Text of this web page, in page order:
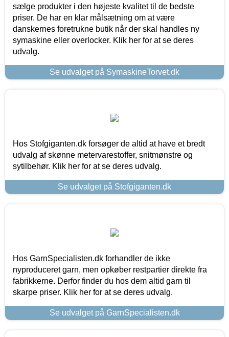
sælge produkter i den højeste kvalitet til de bedste
priser. De har en klar målsætning om at være
danskernes foretrukne butik når der skal handles ny
symaskine eller overlocker. Klik her for at se deres
udvalg.
Se udvalget på SymaskineTorvet.dk
Hos Stofgiganten.dk forsøger de altid at have et bredt
udvalg af skønne metervarestoffer, snitmønstre og
sytilbehør. Klik her for at se deres udvalg.
Se udvalget på Stofgiganten.dk
Hos GarnSpecialisten.dk forhandler de ikke
nyproduceret garn, men opkøber restpartier direkte fra
fabrikkerne. Derfor finder du hos dem altid garn til
skarpe priser. Klik her for at se deres udvalg.
Se udvalget på GarnSpecialisten.dk